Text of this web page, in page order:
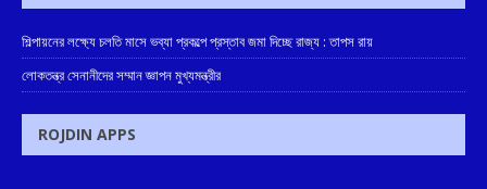
শিল্পায়নের লক্ষ্যে চলতি মাসে ভব্যা প্রকল্পে প্রস্তাব জমা দিচ্ছে রাজ্য : তাপস রায়
লোকতন্ত্র সেনানীদের সম্মান জ্ঞাপন মুখ্যমন্ত্রীর
ROJDIN APPS